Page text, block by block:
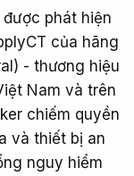
phát hiện
của hãng
- thương hiệu
Nam và trên
chiếm quyền
và thiết bị an
nguy hiểm